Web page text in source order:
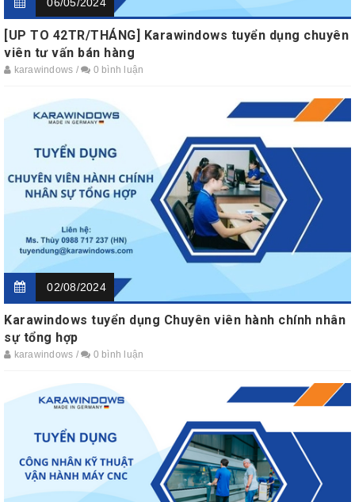
[UP TO 42TR/THÁNG] Karawindows tuyển dụng chuyên
viên tư vấn bán hàng
karawindows / 0 bình luận
02/08/2024
Karawindows tuyển dụng Chuyên viên hành chính nhân
sự tổng hợp
karawindows / 0 bình luận